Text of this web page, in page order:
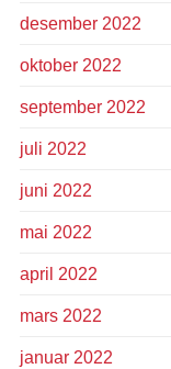
desember 2022
oktober 2022
september 2022
juli 2022
juni 2022
mai 2022
april 2022
mars 2022
januar 2022